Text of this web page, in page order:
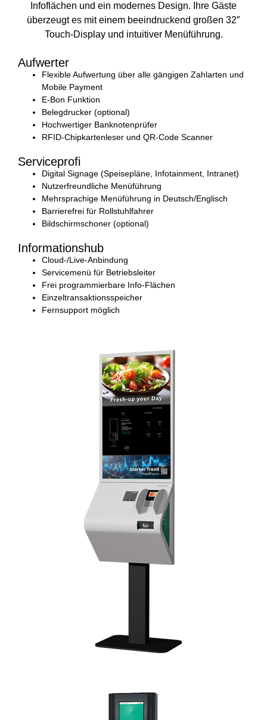
Infoflächen und ein modernes Design. Ihre Gäste
überzeugt es mit einem beeindruckend großen 32″
Touch-Display und intuitiver Menüführung.
Aufwerter
Flexible Aufwertung über alle gängigen Zahlarten und
Mobile Payment
E-Bon Funktion
Belegdrucker (optional)
Hochwertiger Banknotenprüfer
RFID-Chipkartenleser und QR-Code Scanner
Serviceprofi
Digital Signage (Speisepläne, Infotainment, Intranet)
Nutzerfreundliche Menüführung
Mehrsprachige Menüführung in Deutsch/Englisch
Barrierefrei für Rollstuhlfahrer
Bildschirmschoner (optional)
Informationshub
Cloud-/Live-Anbindung
Servicemenü für Betriebsleiter
Frei programmierbare Info-Flächen
Einzeltransaktionsspeicher
Fernsupport möglich